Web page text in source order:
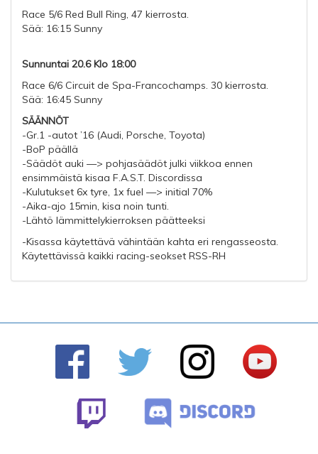
Race 5/6 Red Bull Ring, 47 kierrosta.
Sää: 16:15 Sunny
Sunnuntai 20.6 Klo 18:00
Race 6/6 Circuit de Spa-Francochamps. 30 kierrosta.
Sää: 16:45 Sunny
SÄÄNNÖT
-Gr.1 -autot ’16 (Audi, Porsche, Toyota)
-BoP päällä
-Säädöt auki —> pohjasäädöt julki viikkoa ennen
ensimmäistä kisaa F.A.S.T. Discordissa
-Kulutukset 6x tyre, 1x fuel —> initial 70%
-Aika-ajo 15min, kisa noin tunti.
-Lähtö lämmittelykierroksen päätteeksi
-Kisassa käytettävä vähintään kahta eri rengasseosta.
Käytettävissä kaikki racing-seokset RSS-RH